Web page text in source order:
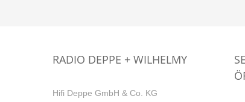
RADIO DEPPE + WILHELMY
Hifi Deppe GmbH & Co. KG